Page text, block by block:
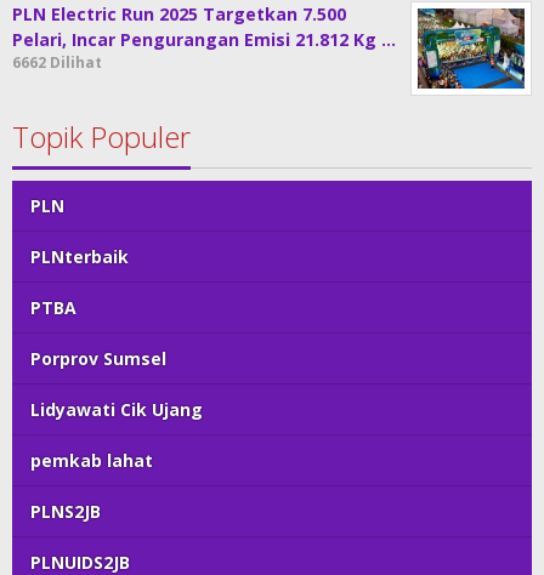
PLN Electric Run 2025 Targetkan 7.500
Pelari, Incar Pengurangan Emisi 21.812 Kg …
6662 Dilihat
Topik Populer
PLN
PLNterbaik
PTBA
Porprov Sumsel
Lidyawati Cik Ujang
pemkab lahat
PLNS2JB
PLNUIDS2JB